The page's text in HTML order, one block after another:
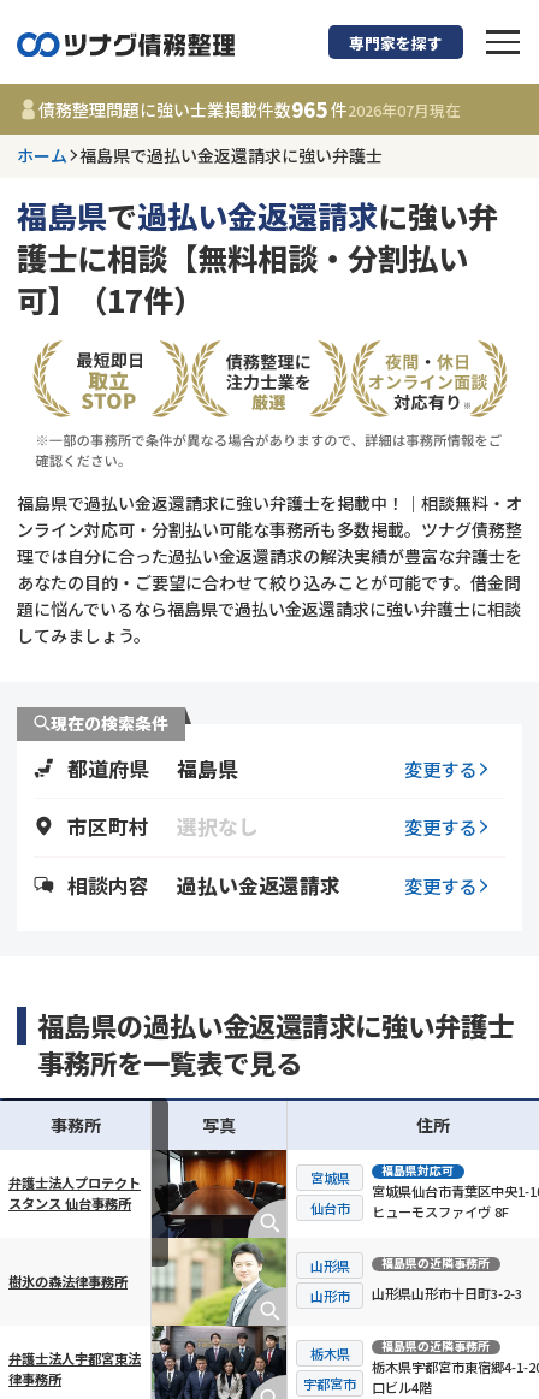
債務整理に強い弁
福島県
事務所 965
件
更新日 :2026年07月31日
相談内容で探す
借金返済相談・交渉
時効援用
会社破産・法人破産
費用相場
債務整理
個人再生（民事再生）
専門家を探す
債務整理問題に強い士業掲載件数965件2026年07月現在
ホーム 福島県で過払い金返還請求に強い弁護士
福島県で過払い金返還請求に強い弁
護士に相談【無料相談・分割払い
可】（17件）
福島県で過払い金返還請求に強い弁護士を掲載中！｜相談無料・オ
ンライン対応可・分割払い可能な事務所も多数掲載。ツナグ債務整
理では自分に合った過払い金返還請求の解決実績が豊富な弁護士を
あなたの目的・ご要望に合わせて絞り込みことが可能です。借金問
題に悩んでいるなら福島県で過払い金返還請求に強い弁護士に相談
してみましょう。
現在の検索条件
都道府県 福島県 変更する
市区町村 選択なし 変更する
相談内容 過払い金返還請求 変更する
福島県の過払い金返還請求に強い弁護士
事務所を一覧表で見る
横スクロール可能
事務所 写真 住所
弁護士法人プロテクト
スタンス 仙台事務所
宮城県
仙台市
福島県対応可
宮城県仙台市青葉区中央1-
ヒューモスファイヴ 8F
樹氷の森法律事務所
山形県
山形市
福島県の近隣事務所
山形県山形市十日町3-2-3
弁護士法人宇都宮東法
律事務所
栃木県
宇都宮市
福島県の近隣事務所
栃木県宇都宮市東宿郷4-1-
口ビル4階